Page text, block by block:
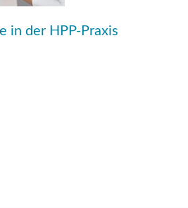
in der HPP-Praxis